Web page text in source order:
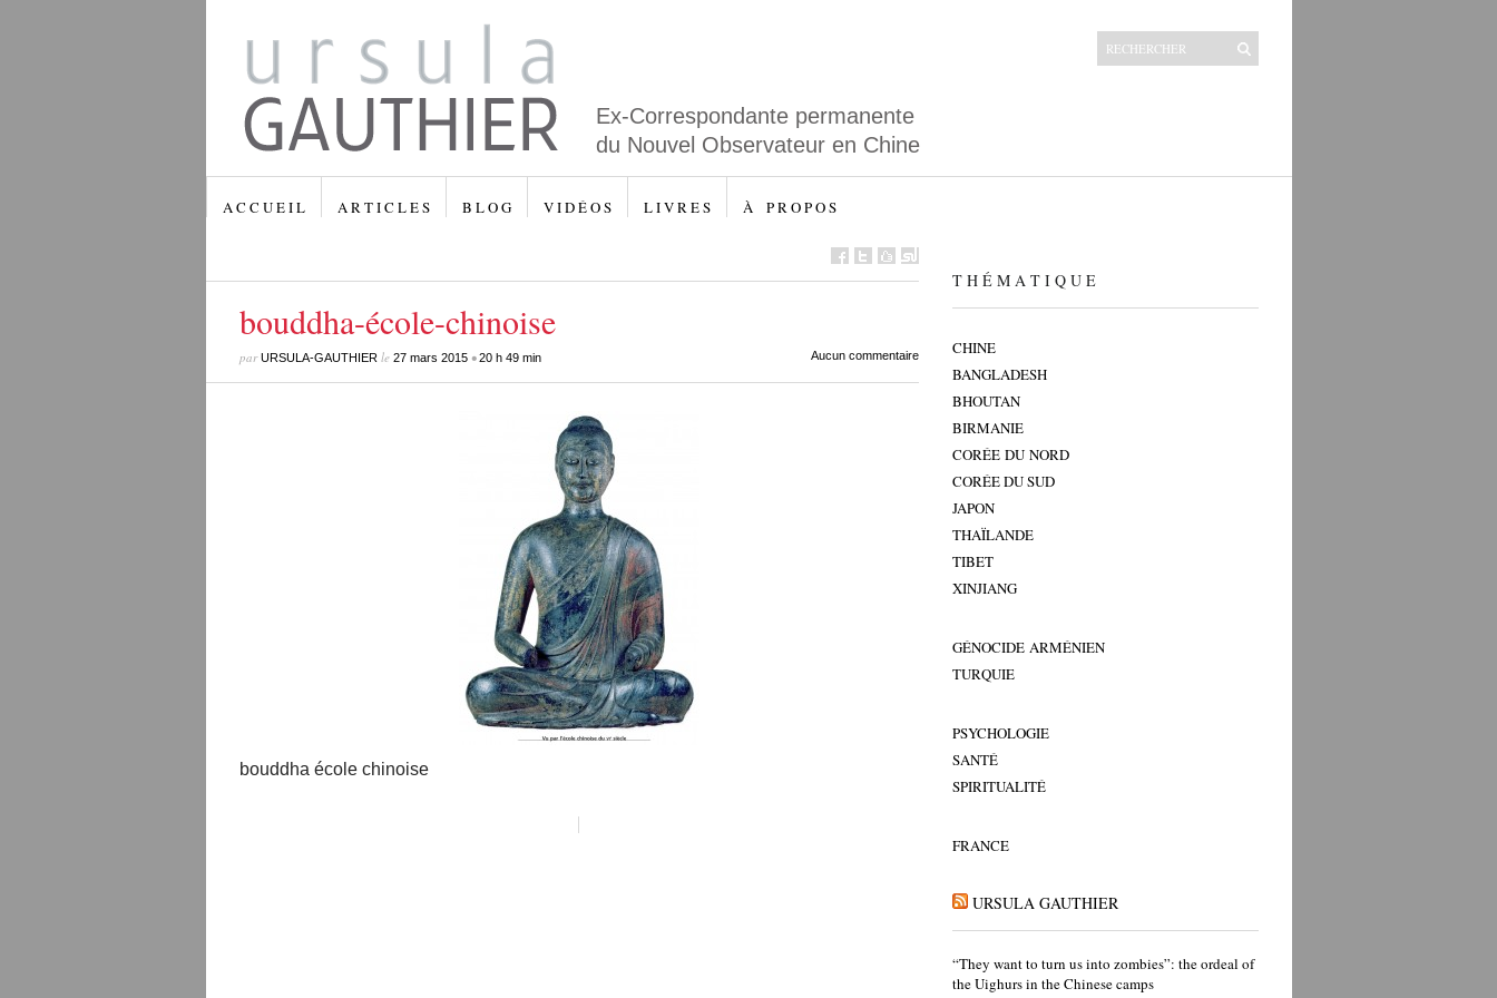
Ex-Correspondante permanente
du Nouvel Observateur en Chine
A C C U E I L A R T I C L E S B L O G V I D É O S L I V R E S À P R O P O S
bouddha-école-chinoise
parURSULA-GAUTHIERle 27 mars 2015•20 h 49 min Aucun commentaire
bouddha école chinoise
T H É M A T I Q U E
CHINE
BANGLADESH
BHOUTAN
BIRMANIE
CORÉE DU NORD
CORÉE DU SUD
JAPON
THAÏLANDE
TIBET
XINJIANG
GÉNOCIDE ARMÉNIEN
TURQUIE
PSYCHOLOGIE
SANTÉ
SPIRITUALITÉ
FRANCE
URSULA GAUTHIER
“They want to turn us into zombies”: the ordeal of
the Uighurs in the Chinese camps